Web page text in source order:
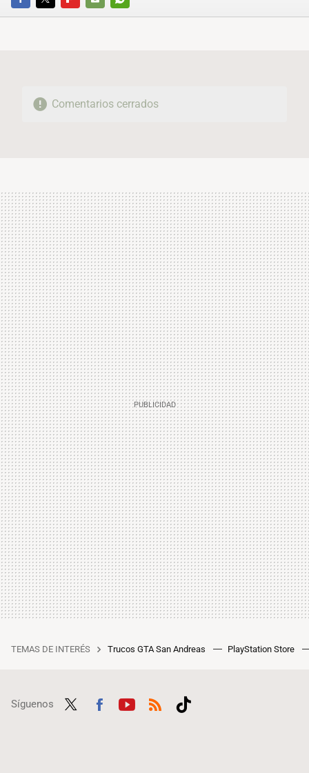
FACEBOOKTWITTERFLIPBOARD
E-
WHATSAPP
Comentarios cerrados
TEMAS DE INTERÉS Trucos GTA San Andreas PlayStation Store
Síguenos